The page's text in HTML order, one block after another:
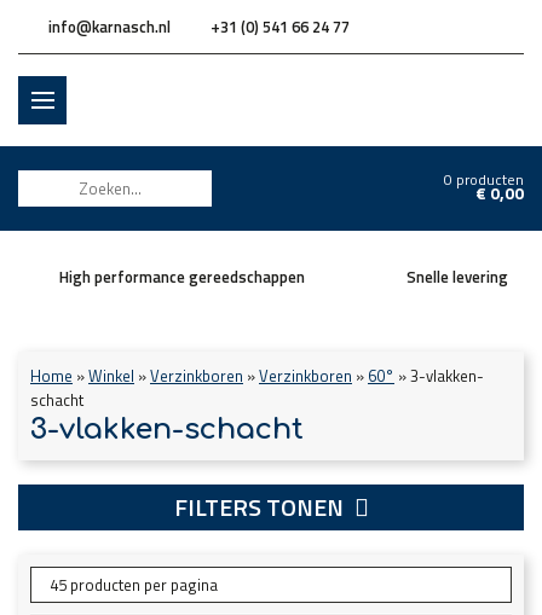
info@karnasch.nl +31 (0) 541 66 24 77
0 producten
€0,00
High performance gereedschappen Snelle levering
Home »Winkel »Verzinkboren »Verzinkboren » 60° »3-vlakken-
schacht
3-vlakken-schacht
FILTERS TONEN